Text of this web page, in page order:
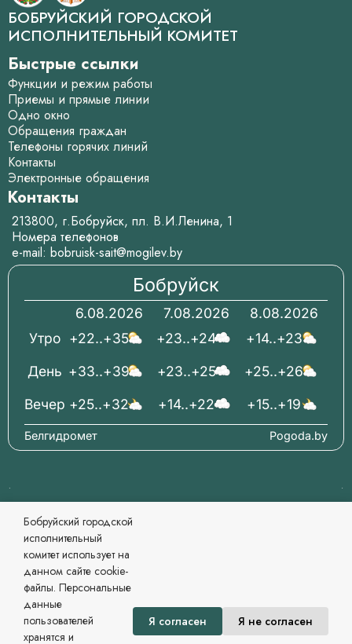
БОБРУЙСКИЙ ГОРОДСКОЙ
ИСПОЛНИТЕЛЬНЫЙ КОМИТЕТ
Быстрые ссылки
Функции и режим работы
Приемы и прямые линии
Одно окно
Обращения граждан
Телефоны горячих линий
Контакты
Электронные обращения
Контакты
213800, г.Бобруйск, пл. В.И.Ленина, 1
Номера телефонов
e-mail: bobruisk-sait@mogilev.by
Бобруйск
6.08.2026
+22..+35
+33..+39
+25..+32
7.08.2026
+23..+24
+23..+25
+14..+22
8.08.2026
+14..+23
+25..+26
+15..+19
Вечер
День
Утро
Pogoda.by
Белгидромет
© 2006-2026 Бобруйский городской исполнительный
комитет Официальный сайт
При перепечатке материалов ссылка обязательна.
Разработка и сопровождение
Могилевский региональный информационный центр
Сайт зарегистрирован в Государственном регистре
информационных ресурсов Республики Беларусь. №
7822542479 от 09.04.2025г.
Бобруйский городской
исполнительный
комитет использует на
данном сайте cookie-
файлы. Персональные
данные
пользователей
хранятся и
Я согласен Я не согласен